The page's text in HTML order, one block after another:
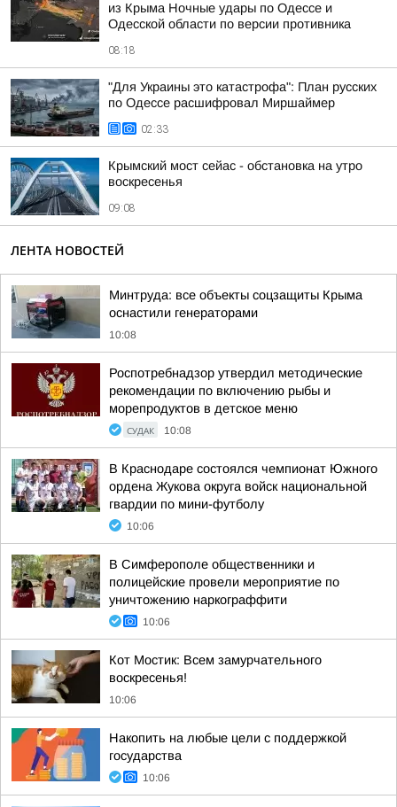
из Крыма Ночные удары по Одессе и
Одесской области по версии противника
08:18
"Для Украины это катастрофа": План русских
по Одессе расшифровал Миршаймер
02:33
Крымский мост сейас - обстановка на утро
воскресенья
09:08
ЛЕНТА НОВОСТЕЙ
Минтруда: все объекты соцзащиты Крыма
оснастили генераторами
10:08
Роспотребнадзор утвердил методические
рекомендации по включению рыбы и
морепродуктов в детское меню
СУДАК 10:08
В Краснодаре состоялся чемпионат Южного
ордена Жукова округа войск национальной
гвардии по мини-футболу
10:06
В Симферополе общественники и
полицейские провели мероприятие по
уничтожению наркограффити
10:06
Кот Мостик: Всем замурчательного
воскресенья!
10:06
Накопить на любые цели с поддержкой
государства
10:06